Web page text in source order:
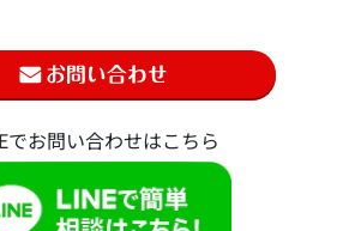
でお問い合わせはこちら